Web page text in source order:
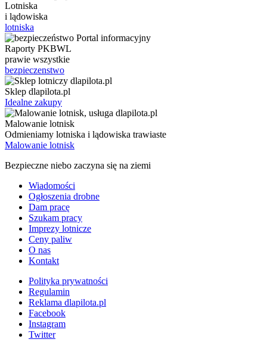
Lotniska
i lądowiska
lotniska
Raporty PKBWL
prawie wszystkie
bezpieczenstwo
Sklep dlapilota.pl
Idealne zakupy
Malowanie lotnisk
Odmieniamy lotniska i lądowiska trawiaste
Malowanie lotnisk
Bezpieczne niebo zaczyna się na ziemi
Wiadomości
Ogłoszenia drobne
Dam pracę
Szukam pracy
Imprezy lotnicze
Ceny paliw
O nas
Kontakt
Polityka prywatności
Regulamin
Reklama dlapilota.pl
Facebook
Instagram
Twitter